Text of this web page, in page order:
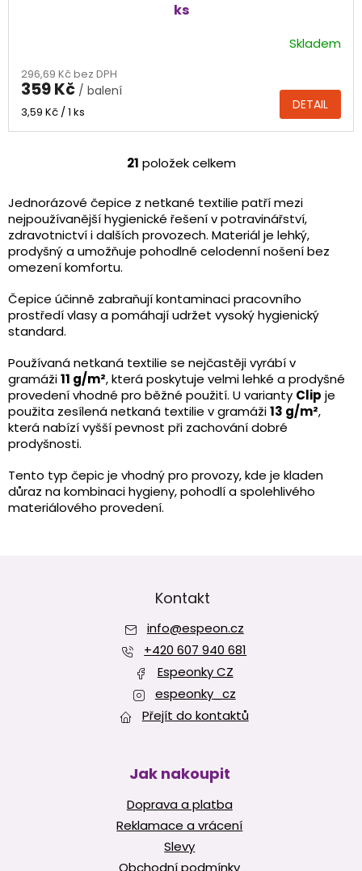
ks
produktu
je
5,0
Skladem
296,69 Kč bez DPH
359 Kč / balení
Měrná
3,59 Kč / 1 ks DETAIL
O
l
á
d
a
c
p
r
v
v
ý
p
i
s
21 položek celkem
Jednorázové čepice z netkané textilie patří mezi
nejpoužívanější hygienické řešení v potravinářství,
zdravotnictví i dalších provozech. Materiál je lehký,
prodyšný a umožňuje pohodlné celodenní nošení bez
omezení komfortu.
Čepice účinně zabraňují kontaminaci pracovního
prostředí vlasy a pomáhají udržet vysoký hygienický
standard.
Používaná netkaná textilie se nejčastěji vyrábí v
gramáži11 g/m², která poskytuje velmi lehké a prodyšné
provedení vhodné pro běžné použití. U varianty Clip je
použita zesílená netkaná textilie v gramáži13 g/m²,
která nabízí vyšší pevnost při zachování dobré
prodyšnosti.
Tento typ čepic je vhodný pro provozy, kde je kladen
důraz na kombinaci hygieny, pohodlí a spolehlivého
materiálového provedení.
Kontakt
info@espeon.cz
+420 607 940 681
Espeonky CZ
espeonky_cz
Přejít do kontaktů
Jak nakoupit
Doprava a platba
Reklamace a vrácení
Slevy
Obchodní podmínky